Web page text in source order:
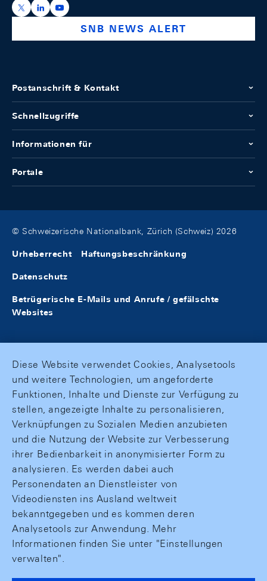
https://x.com/snb_bns
https://ch.linkedin.com/company/swiss-national-
https://www.youtube.com/@swissnationalbank
SNB NEWS ALERT
Postanschrift & Kontakt
Schnellzugriffe
Informationen für
Portale
© Schweizerische Nationalbank, Zürich (Schweiz) 2026
Urheberrecht Haftungsbeschränkung
Datenschutz
Betrügerische E-Mails und Anrufe / gefälschte
Websites
Diese Website verwendet Cookies, Analysetools
und weitere Technologien, um angeforderte
Funktionen, Inhalte und Dienste zur Verfügung zu
stellen, angezeigte Inhalte zu personalisieren,
Verknüpfungen zu Sozialen Medien anzubieten
und die Nutzung der Website zur Verbesserung
ihrer Bedienbarkeit in anonymisierter Form zu
analysieren. Es werden dabei auch
Personendaten an Dienstleister von
Videodiensten ins Ausland weltweit
bekanntgegeben und es kommen deren
Analysetools zur Anwendung. Mehr
Informationen finden Sie unter "Einstellungen
verwalten".